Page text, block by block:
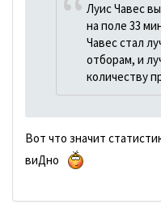
Луис Чавес
на поле 33
Чавес стал
отборам, и
количеству
Вот что значит
виДно